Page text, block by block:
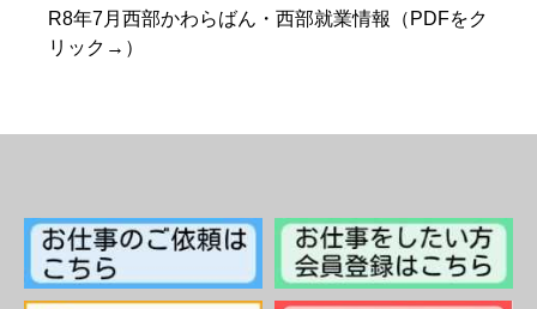
R8年7月西部かわらばん・西部就業情報（PDFをク
リック→）